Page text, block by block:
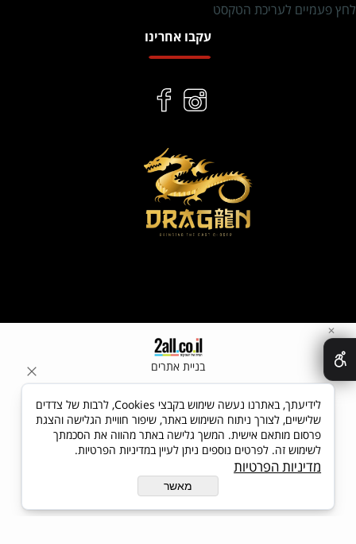
לחץ פעמיים לעריכת הטקסט
עקבו אחרינו
בניית אתרים
✕
לידיעתך, באתרנו נעשה שימוש בקבצי Cookies, לרבות של צדדים
שלישיים, לצורך ניתוח השימוש באתר, שיפור חוויית הגלישה והצגת
פרסום מותאם אישית. המשך גלישה באתר מהווה את הסכמתך
לשימוש זה. לפרטים נוספים ניתן לעיין במדיניות הפרטיות.
מדיניות הפרטיות
מאשר